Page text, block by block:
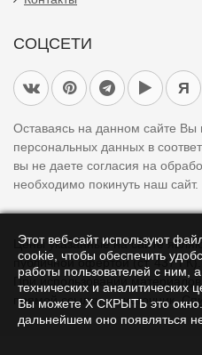
СОЦСЕТИ
Я
Оставаясь на данном сайте Вы
персональных данных в
вы не даете согласия на
необходимо покинуть наш сайт.
Цены указанные на сайте
публичной офертой (ст. 437 ГК).
При использовании
материалов
прямой ссылки на источник.
Этот веб-сайт используют
cookie, чтобы обеспечить
работы пользователей с ним,
технических и аналитических
Вы можете Х СКРЫТЬ это
дальнейшем оно появляться